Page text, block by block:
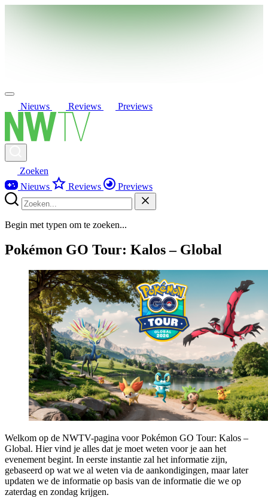
Nieuws Reviews Previews
Zoeken
Nieuws
Reviews Previews
Begin met typen om te zoeken...
Pokémon GO Tour: Kalos – Global
Welkom op de NWTV-pagina voor Pokémon GO Tour: Kalos –
Global. Hier vind je alles dat je moet weten voor je aan het
evenement begint. In eerste instantie zal het informatie zijn,
gebaseerd op wat we al weten via de aankondigingen, maar later
updaten we de informatie op basis van de informatie die we op
zaterdag en zondag krijgen.